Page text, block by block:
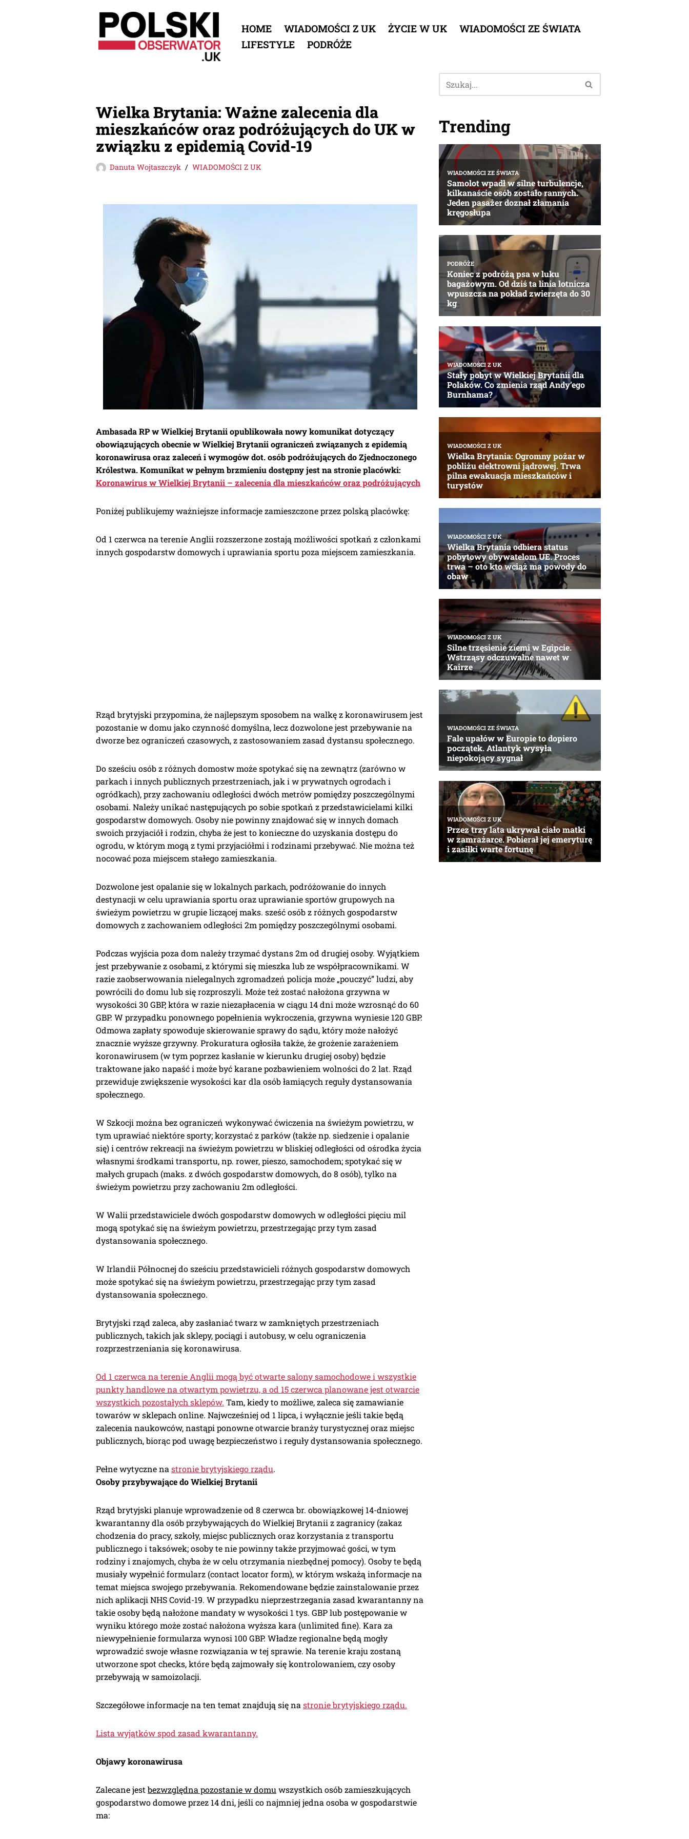
Przejdź
do
HOME WIADOMOŚCI Z UK ŻYCIE W UK
WIADOMOŚCI ZE ŚWIATA
LIFESTYLE
PODRÓŻE
Wielka Brytania: Ważne zalecenia dla
mieszkańców oraz podróżujących do UK w
związku z epidemią Covid-19
Danuta Wojtaszczyk WIADOMOŚCI Z UK
Ambasada RP w Wielkiej Brytanii opublikowała nowy komunikat dotyczący
obowiązujących obecnie w Wielkiej Brytanii ograniczeń związanych z epidemią
koronawirusa oraz zaleceń i wymogów dot. osób podróżujących do Zjednoczonego
Królestwa. Komunikat w pełnym brzmieniu dostępny jest na stronie placówki:
Koronawirus w Wielkiej Brytanii – zalecenia dla mieszkańców oraz podróżujących
Poniżej publikujemy ważniejsze informacje zamieszczone przez polską placówkę:
Od 1 czerwca na terenie Anglii rozszerzone zostają możliwości spotkań z członkami
innych gospodarstw domowych i uprawiania sportu poza miejscem zamieszkania.
Rząd brytyjski przypomina, że najlepszym sposobem na walkę z koronawirusem jest
pozostanie w domu jako czynność domyślna, lecz dozwolone jest przebywanie na
dworze bez ograniczeń czasowych, z zastosowaniem zasad dystansu społecznego.
Do sześciu osób z różnych domostw może spotykać się na zewnątrz (zarówno w
parkach i innych publicznych przestrzeniach, jak i w prywatnych ogrodach i
ogródkach), przy zachowaniu odległości dwóch metrów pomiędzy poszczególnymi
osobami. Należy unikać następujących po sobie spotkań z przedstawicielami kilki
gospodarstw domowych. Osoby nie powinny znajdować się w innych domach
swoich przyjaciół i rodzin, chyba że jest to konieczne do uzyskania dostępu do
ogrodu, w którym mogą z tymi przyjaciółmi i rodzinami przebywać. Nie można też
nocować poza miejscem stałego zamieszkania.
Dozwolone jest opalanie się w lokalnych parkach, podróżowanie do innych
destynacji w celu uprawiania sportu oraz uprawianie sportów grupowych na
świeżym powietrzu w grupie liczącej maks. sześć osób z różnych gospodarstw
domowych z zachowaniem odległości 2m pomiędzy poszczególnymi osobami.
Podczas wyjścia poza dom należy trzymać dystans 2m od drugiej osoby. Wyjątkiem
jest przebywanie z osobami, z którymi się mieszka lub ze współpracownikami. W
razie zaobserwowania nielegalnych zgromadzeń policja może „pouczyć” ludzi, aby
powrócili do domu lub się rozproszyli. Może też zostać nałożona grzywna w
wysokości 30 GBP, która w razie niezapłacenia w ciągu 14 dni może wzrosnąć do 60
GBP. W przypadku ponownego popełnienia wykroczenia, grzywna wyniesie 120 GBP.
Odmowa zapłaty spowoduje skierowanie sprawy do sądu, który może nałożyć
znacznie wyższe grzywny. Prokuratura ogłosiła także, że grożenie zarażeniem
koronawirusem (w tym poprzez kasłanie w kierunku drugiej osoby) będzie
traktowane jako napaść i może być karane pozbawieniem wolności do 2 lat. Rząd
przewiduje zwiększenie wysokości kar dla osób łamiących reguły dystansowania
społecznego.
W Szkocji można bez ograniczeń wykonywać ćwiczenia na świeżym powietrzu, w
tym uprawiać niektóre sporty; korzystać z parków (także np. siedzenie i opalanie
się) i centrów rekreacji na świeżym powietrzu w bliskiej odległości od ośrodka życia
własnymi środkami transportu, np. rower, pieszo, samochodem; spotykać się w
małych grupach (maks. z dwóch gospodarstw domowych, do 8 osób), tylko na
świeżym powietrzu przy zachowaniu 2m odległości.
W Walii przedstawiciele dwóch gospodarstw domowych w odległości pięciu mil
mogą spotykać się na świeżym powietrzu, przestrzegając przy tym zasad
dystansowania społecznego.
W Irlandii Północnej do sześciu przedstawicieli różnych gospodarstw domowych
może spotykać się na świeżym powietrzu, przestrzegając przy tym zasad
dystansowania społecznego.
Brytyjski rząd zaleca, aby zasłaniać twarz w zamkniętych przestrzeniach
publicznych, takich jak sklepy, pociągi i autobusy, w celu ograniczenia
rozprzestrzeniania się koronawirusa.
Od 1 czerwca na terenie Anglii mogą być otwarte salony samochodowe i wszystkie
punkty handlowe na otwartym powietrzu, a od 15 czerwca planowane jest otwarcie
wszystkich pozostałych sklepów. Tam, kiedy to możliwe, zaleca się zamawianie
towarów w sklepach online. Najwcześniej od 1 lipca, i wyłącznie jeśli takie będą
zalecenia naukowców, nastąpi ponowne otwarcie branży turystycznej oraz miejsc
publicznych, biorąc pod uwagę bezpieczeństwo i reguły dystansowania społecznego.
Pełne wytyczne nastronie brytyjskiego rządu.
Osoby przybywające do Wielkiej Brytanii
Rząd brytyjski planuje wprowadzenie od 8 czerwca br. obowiązkowej 14-dniowej
kwarantanny dla osób przybywających do Wielkiej Brytanii z zagranicy (zakaz
chodzenia do pracy, szkoły, miejsc publicznych oraz korzystania z transportu
publicznego i taksówek; osoby te nie powinny także przyjmować gości, w tym
rodziny i znajomych, chyba że w celu otrzymania niezbędnej pomocy). Osoby te będą
musiały wypełnić formularz (contact locator form), w którym wskażą informacje na
temat miejsca swojego przebywania. Rekomendowane będzie zainstalowanie przez
nich aplikacji NHS Covid-19. W przypadku nieprzestrzegania zasad kwarantanny na
takie osoby będą nałożone mandaty w wysokości 1 tys. GBP lub postępowanie w
wyniku którego może zostać nałożona wyższa kara (unlimited fine). Kara za
niewypełnienie formularza wynosi 100 GBP. Władze regionalne będą mogły
wprowadzić swoje własne rozwiązania w tej sprawie. Na terenie kraju zostaną
utworzone spot checks, które będą zajmowały się kontrolowaniem, czy osoby
przebywają w samoizolacji.
Szczegółowe informacje na ten temat znajdują się nastronie brytyjskiego rządu.
Lista wyjątków spod zasad kwarantanny.
Objawy koronawirusa
Zalecane jestbezwzględna pozostanie w domuwszystkich osób zamieszkujących
gospodarstwo domowe przez 14 dni, jeśli co najmniej jedna osoba w gospodarstwie
ma:
Trending